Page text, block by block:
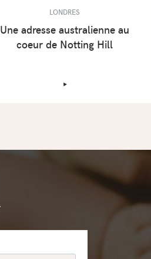
LONDRES
Une adresse australienne au
coeur de Notting Hill
‣